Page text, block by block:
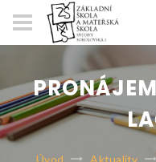
Úvod Aktuality